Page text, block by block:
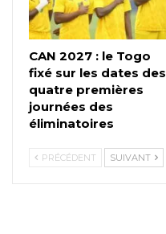
CAN 2027 : le Togo
fixé sur les dates des
quatre premières
journées des
éliminatoires
PRÉCÉDENT SUIVANT